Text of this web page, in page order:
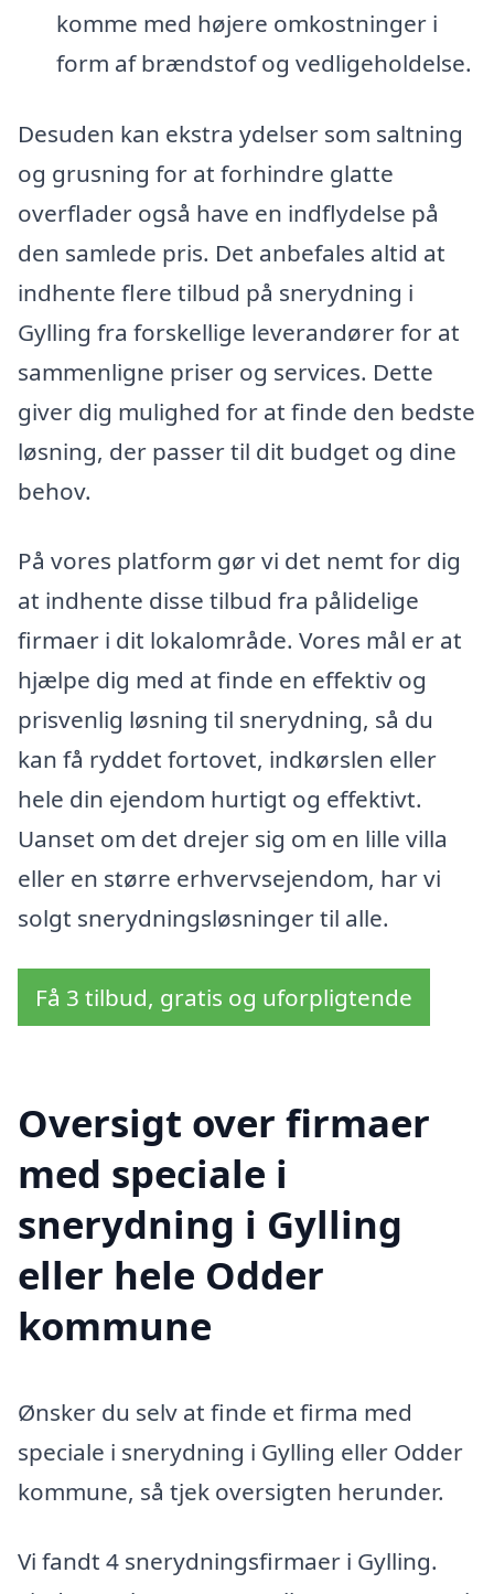
komme med højere omkostninger i
form af brændstof og vedligeholdelse.
Desuden kan ekstra ydelser som saltning
og grusning for at forhindre glatte
overflader også have en indflydelse på
den samlede pris. Det anbefales altid at
indhente flere tilbud på snerydning i
Gylling fra forskellige leverandører for at
sammenligne priser og services. Dette
giver dig mulighed for at finde den bedste
løsning, der passer til dit budget og dine
behov.
På vores platform gør vi det nemt for dig
at indhente disse tilbud fra pålidelige
firmaer i dit lokalområde. Vores mål er at
hjælpe dig med at finde en effektiv og
prisvenlig løsning til snerydning, så du
kan få ryddet fortovet, indkørslen eller
hele din ejendom hurtigt og effektivt.
Uanset om det drejer sig om en lille villa
eller en større erhvervsejendom, har vi
solgt snerydningsløsninger til alle.
Få 3 tilbud, gratis og uforpligtende
Oversigt over firmaer
med speciale i
snerydning i Gylling
eller hele Odder
kommune
Ønsker du selv at finde et firma med
speciale i snerydning i Gylling eller Odder
kommune, så tjek oversigten herunder.
Vi fandt 4 snerydningsfirmaer i Gylling.